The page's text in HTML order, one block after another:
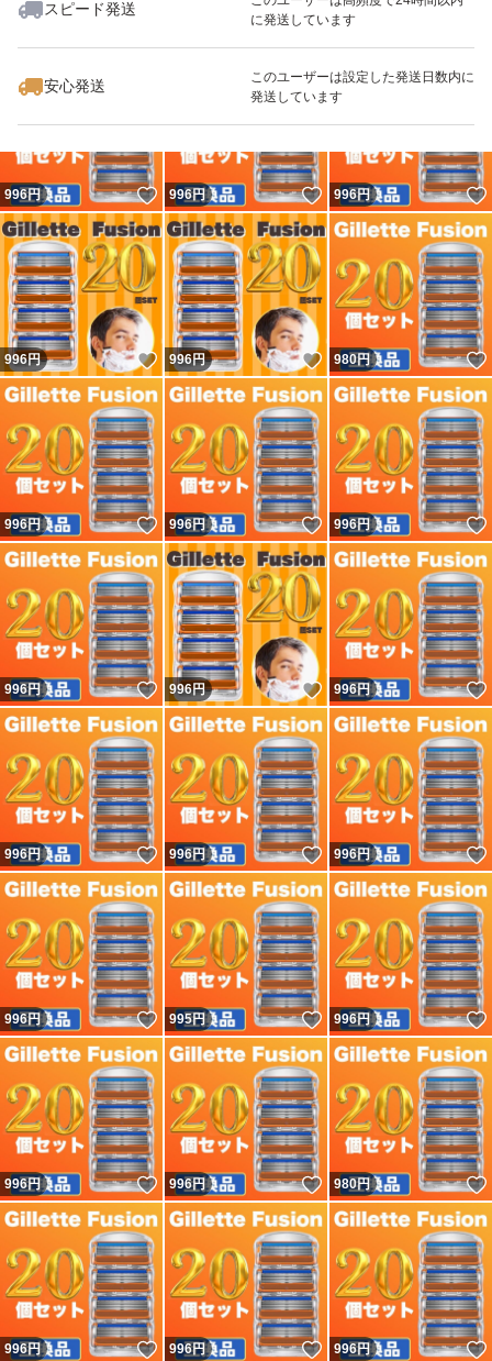
スピード発送
に発送しています
安心発送
このユーザーは設定した発送日数内に
発送しています
いいね！
996
996円 いいね！
996円 いいね！
996円
996円 いいね！
996円 いいね！
980円
996円 いいね！
996円 いいね！
996円
996円 いいね！
996円 いいね！
996円
996円 いいね！
996円 いいね！
996円
996円 いいね！
995円 いいね！
996円
996円 いいね！
996円 いいね！
980円
996円 いいね！
996円 いいね！
996円